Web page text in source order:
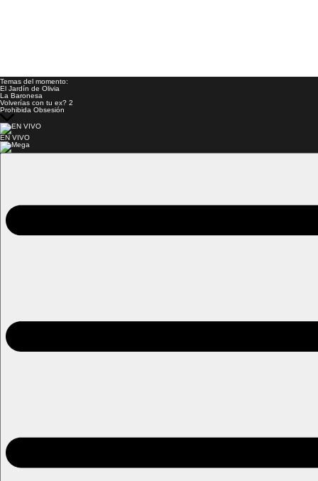
Temas del momento:
El Jardín de Olivia
La Baronesa
Volverías con tu ex? 2
Prohibida Obsesión
EN VIVO